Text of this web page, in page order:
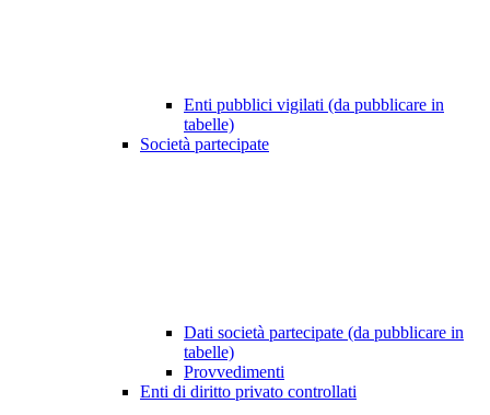
Enti pubblici vigilati (da pubblicare in
tabelle)
Società partecipate
Dati società partecipate (da pubblicare in
tabelle)
Provvedimenti
Enti di diritto privato controllati